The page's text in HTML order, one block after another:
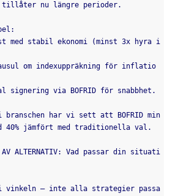
tillåter nu längre perioder.
med stabil ekonomi (minst 3x hyra i
om indexuppräkning för inflatio
signering via BOFRID för snabbhet.
branschen har vi sett att BOFRID min
40% jämfört med traditionella val.
AV ALTERNATIV: Vad passar din situati
i vinkeln – inte alla strategier passa